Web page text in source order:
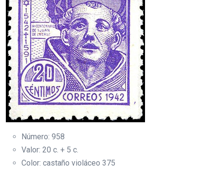
Número: 958
Valor: 20 c. + 5 c.
Color: castaño violáceo 375